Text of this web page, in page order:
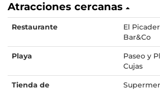
Atracciones cercanas
Restaurante
El
Bar&Co
Playa
Paseo y
Cujas
Tienda de